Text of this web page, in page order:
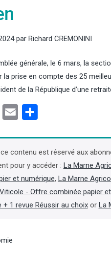
par Richard CREMONINI
générale, le 6 mars, la
la prise en compte des 25
de la République d’une
LinkedIn
Email
contenu est réservé aux
pour y accéder : La Marne
et numérique, La Marne
- Offre combinée papier
+ 1 revue Réussir au choixor La
Jacques Jaouen, ancien
de la chambre de
président de la chambre
du Finistère (2001-2019)
(2007-2019), Jacques
on dans la presse locale.